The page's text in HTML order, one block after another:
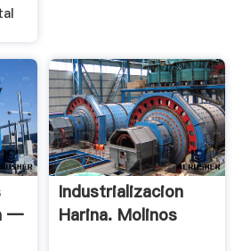
—
Industrializacion
Harina. Molinos